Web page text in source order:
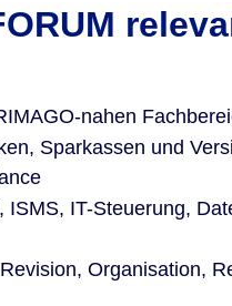
nahen
Sparkassen und
IT-Steuerung,
Organisation,